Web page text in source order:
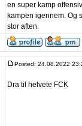
en super kamp
kampen igennem. Og
stor aften.
Posted: 24.08.2022
Dra til helvete FCK